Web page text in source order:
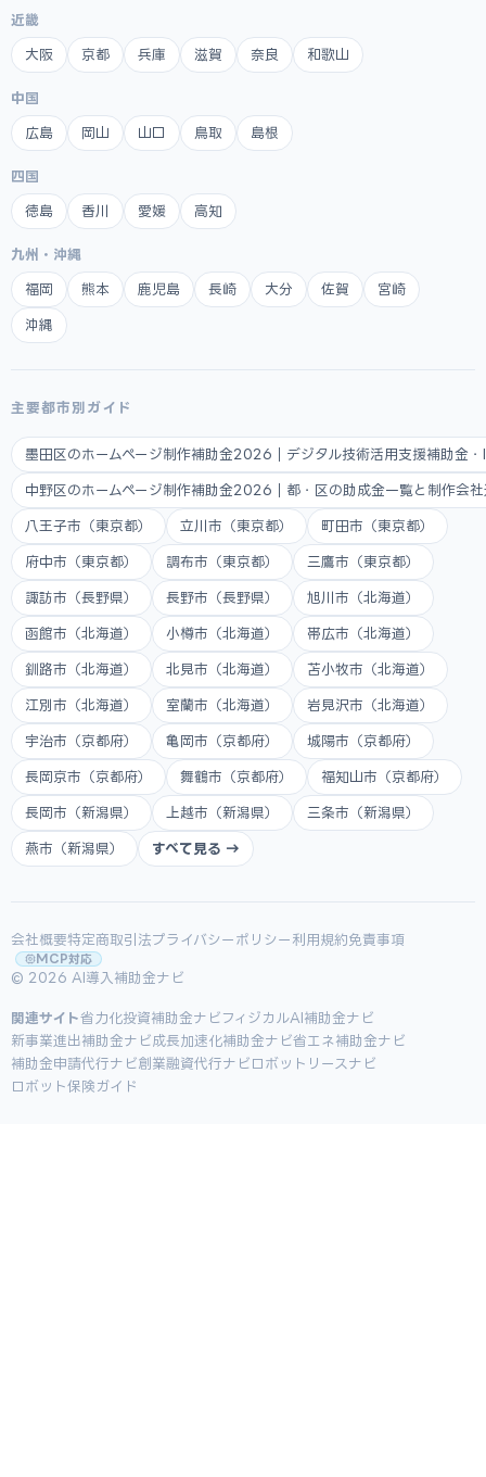
近畿
大阪 京都 兵庫 滋賀 奈良 和歌山
中国
広島 岡山 山口 鳥取 島根
四国
徳島 香川 愛媛 高知
九州・沖縄
福岡 熊本 鹿児島 長崎 大分 佐賀 宮崎
沖縄
主要都市別ガイド
墨田区のホームページ制作補助金2026｜デジタル技術活用支援補助金
中野区のホームページ制作補助金2026｜都・区の助成金一覧と制作会
八王子市（東京都） 立川市（東京都） 町田市（東京都）
府中市（東京都） 調布市（東京都） 三鷹市（東京都）
諏訪市（長野県） 長野市（長野県） 旭川市（北海道）
函館市（北海道） 小樽市（北海道） 帯広市（北海道）
釧路市（北海道） 北見市（北海道） 苫小牧市（北海道）
江別市（北海道） 室蘭市（北海道） 岩見沢市（北海道）
宇治市（京都府） 亀岡市（京都府） 城陽市（京都府）
長岡京市（京都府） 舞鶴市（京都府） 福知山市（京都府）
長岡市（新潟県） 上越市（新潟県） 三条市（新潟県）
燕市（新潟県） すべて見る →
会社概要特定商取引法プライバシーポリシー 利用規約免責事項
MCP対応
© 2026 AI導入補助金ナビ
関連サイト省力化投資補助金ナビ フィジカルAI補助金ナビ
新事業進出補助金ナビ成長加速化補助金ナビ省エネ補助金ナビ
補助金申請代行ナビ創業融資代行ナビ ロボットリースナビ
ロボット保険ガイド